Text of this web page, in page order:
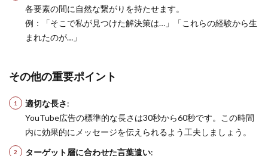
各要素の間に自然な繋がりを持たせます。
例：「そこで私が見つけた解決策は…」「これらの経験から生
まれたのが…」
その他の重要ポイント
適切な長さ:
YouTube広告の標準的な長さは30秒から60秒です。この時間
内に効果的にメッセージを伝えられるよう工夫しましょう。
ターゲット層に合わせた言葉遣い: